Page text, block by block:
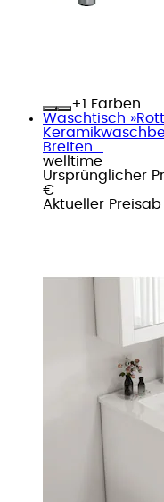
+
Farben
Waschtisch
Breiten...
welltime
Ursprünglicher
€
Aktueller Preisab